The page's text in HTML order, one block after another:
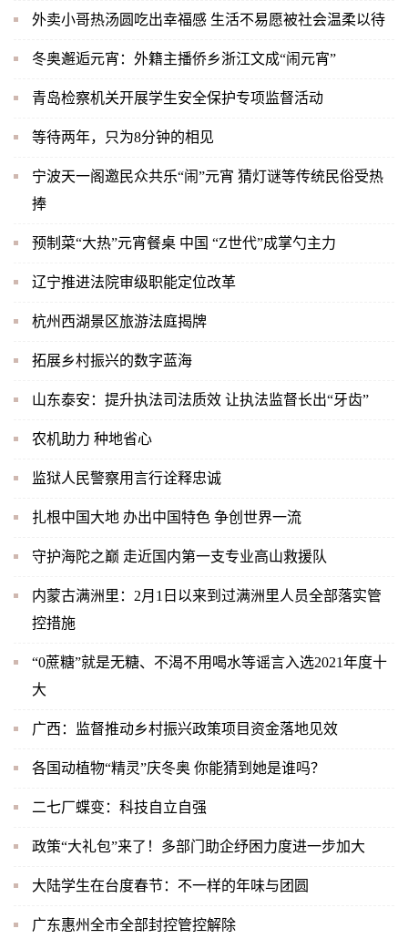
外卖小哥热汤圆吃出幸福感 生活不易愿被社会温柔以待
冬奥邂逅元宵：外籍主播侨乡浙江文成“闹元宵”
青岛检察机关开展学生安全保护专项监督活动
等待两年，只为8分钟的相见
宁波天一阁邀民众共乐“闹”元宵 猜灯谜等传统民俗受热
捧
预制菜“大热”元宵餐桌 中国 “Z世代”成掌勺主力
辽宁推进法院审级职能定位改革
杭州西湖景区旅游法庭揭牌
拓展乡村振兴的数字蓝海
山东泰安：提升执法司法质效 让执法监督长出“牙齿”
农机助力 种地省心
监狱人民警察用言行诠释忠诚
扎根中国大地 办出中国特色 争创世界一流
守护海陀之巅 走近国内第一支专业高山救援队
内蒙古满洲里：2月1日以来到过满洲里人员全部落实管
控措施
“0蔗糖”就是无糖、不渴不用喝水等谣言入选2021年度十
大
广西：监督推动乡村振兴政策项目资金落地见效
各国动植物“精灵”庆冬奥 你能猜到她是谁吗？
二七厂蝶变：科技自立自强
政策“大礼包”来了！多部门助企纾困力度进一步加大
大陆学生在台度春节：不一样的年味与团圆
广东惠州全市全部封控管控解除